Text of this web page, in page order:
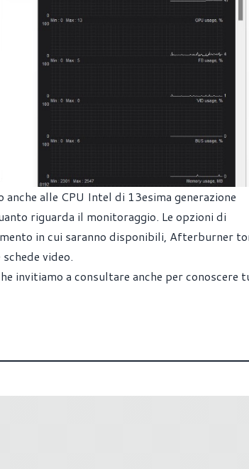
alle CPU Intel di 13esima generazione
riguarda il monitoraggio. Le opzioni di
in cui saranno disponibili, Afterburner
video.
invitiamo a consultare anche per conoscere